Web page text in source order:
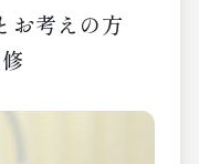
お考えの方